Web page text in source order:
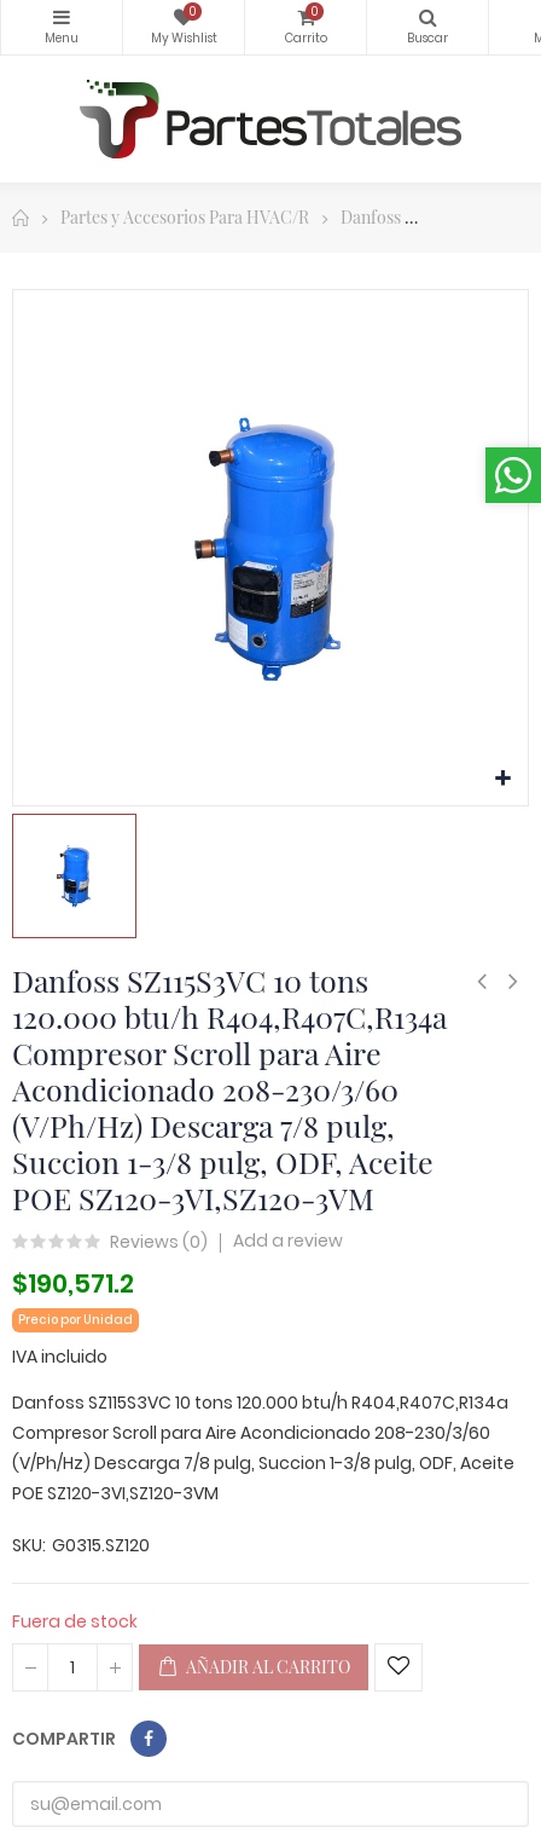
0 0
Partes y Accesorios Para HVAC/R Danfoss
Danfoss SZ115S3VC 10 tons
120.000 btu/h R404,R407C,R134a
Compresor Scroll para Aire
Acondicionado 208-230/3/60
(V/Ph/Hz) Descarga 7/8 pulg,
Succion 1-3/8 pulg, ODF, Aceite
POE SZ120-3VI,SZ120-3VM
Reviews (0) Add a review
$190,571.2
Precio por Unidad
IVA incluido
Danfoss SZ115S3VC 10 tons 120.000 btu/h R404,R407C,R134a
Compresor Scroll para Aire Acondicionado 208-230/3/60
(V/Ph/Hz) Descarga 7/8 pulg, Succion 1-3/8 pulg, ODF, Aceite
POE SZ120-3VI,SZ120-3VM
SKU G0315.SZ120
Fuera de stock
AÑADIR AL CARRITO
COMPARTIR